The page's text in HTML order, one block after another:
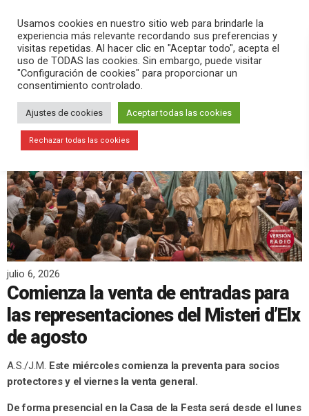
search menu pause PLAY
julio 6, 2026
Comienza la venta de entradas para
las representaciones del Misteri d’Elx
de agosto
A.S./J.M. Este miércoles comienza la preventa para socios
protectores y el viernes la venta general.
De forma presencial en la Casa de la Festa será desde el lunes
Usamos cookies en nuestro sitio web para brindarle la
experiencia más relevante recordando sus preferencias y
visitas repetidas. Al hacer clic en "Aceptar todo", acepta el
uso de TODAS las cookies. Sin embargo, puede visitar
"Configuración de cookies" para proporcionar un
consentimiento controlado.
Ajustes de cookies Aceptar todas las cookies
Rechazar todas las cookies